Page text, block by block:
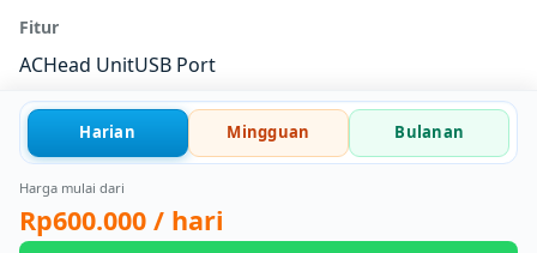
Fitur
ACHead UnitUSB Port
Harian Mingguan Bulanan
Harga mulai dari
Rp600.000 / hari